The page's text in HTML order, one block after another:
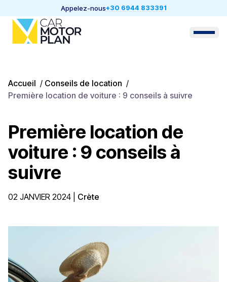
Appelez-nous+30 6944 833391
Accueil / Conseils de location /
Première location de voiture : 9 conseils à suivre
Première location de
voiture : 9 conseils à
suivre
02 JANVIER 2024 Crète